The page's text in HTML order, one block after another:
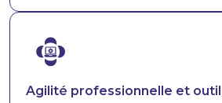
Image
Agilité professionnelle et